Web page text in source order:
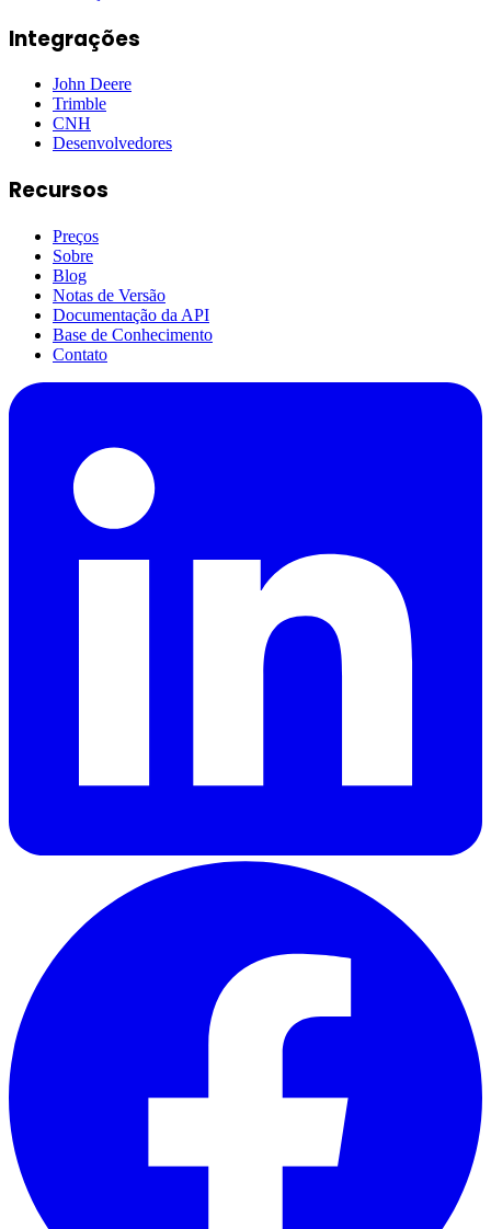
Integrações
John Deere
Trimble
CNH
Desenvolvedores
Recursos
Preços
Sobre
Blog
Notas de Versão
Documentação da API
Base de Conhecimento
Contato